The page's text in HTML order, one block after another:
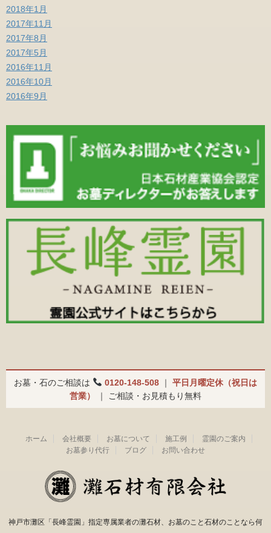
2018年1月
2017年11月
2017年8月
2017年5月
2016年11月
2016年10月
2016年9月
お墓・石のご相談は 0120-148-508｜ 平日月曜定休（祝日は
営業）
｜ ご相談・お見積もり無料
ホーム 会社概要 お墓について 施工例
霊園のご案内
お墓参り代行
ブログ お問い合わせ
神戸市灘区「長峰霊園」指定専属業者の灘石材、お墓のこと石材のことなら何